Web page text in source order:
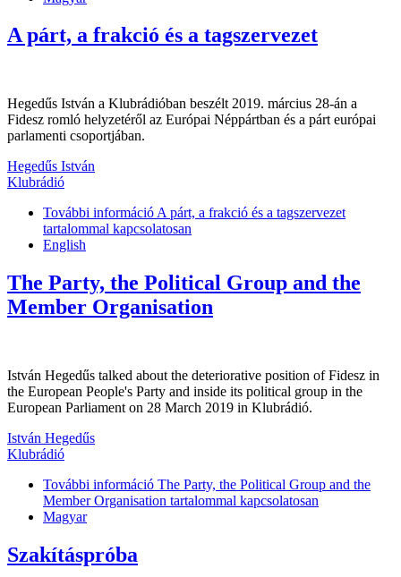
A párt, a frakció és a tagszervezet
Hegedűs István a Klubrádióban beszélt 2019. március 28-án a
Fidesz romló helyzetéről az Európai Néppártban és a párt európai
parlamenti csoportjában.
Hegedűs István
Klubrádió
További információ A párt, a frakció és a tagszervezet
tartalommal kapcsolatosan
English
The Party, the Political Group and the
Member Organisation
István Hegedűs talked about the deteriorative position of Fidesz in
the European People's Party and inside its political group in the
European Parliament on 28 March 2019 in Klubrádió.
István Hegedűs
Klubrádió
További információ The Party, the Political Group and the
Member Organisation tartalommal kapcsolatosan
Magyar
Szakításpróba